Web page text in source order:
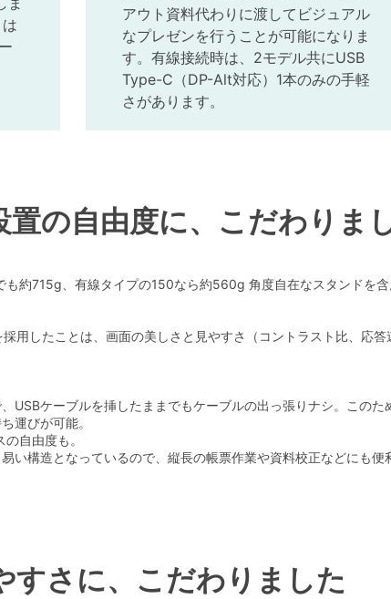
アウト資料代わりに渡してビジュアル
なプレゼンを行うことが可能になりま
す。有線接続時は、2モデル共にUSB
Type-C（DP-Alt対応）1本のみの手軽
さがあります。
置の自由度に、こだわりま
も約715g、有線タイプの150なら約560g 角度自在なスタンドを含
用したことは、画面の美しさと見やすさ（コントラスト比、応
USBケーブルを挿したままでもケーブルの出っ張りナシ。この
運びが可能。
自由度も。
い構造となっているので、縦長の帳票作業や資料校正などにも便
すさに、こだわりました